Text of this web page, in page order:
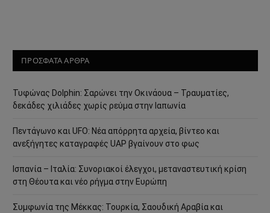
ΠΡΟΣΦΑΤΑ ΑΡΘΡΑ
Τυφώνας Dolphin: Σαρώνει την Οκινάουα – Τραυματίες,
δεκάδες χιλιάδες χωρίς ρεύμα στην Ιαπωνία
Πεντάγωνο και UFO: Νέα απόρρητα αρχεία, βίντεο και
ανεξήγητες καταγραφές UAP βγαίνουν στο φως
Ισπανία – Ιταλία: Συνοριακοί έλεγχοι, μεταναστευτική κρίση
στη Θέουτα και νέο ρήγμα στην Ευρώπη
Συμφωνία της Μέκκας: Τουρκία, Σαουδική Αραβία και